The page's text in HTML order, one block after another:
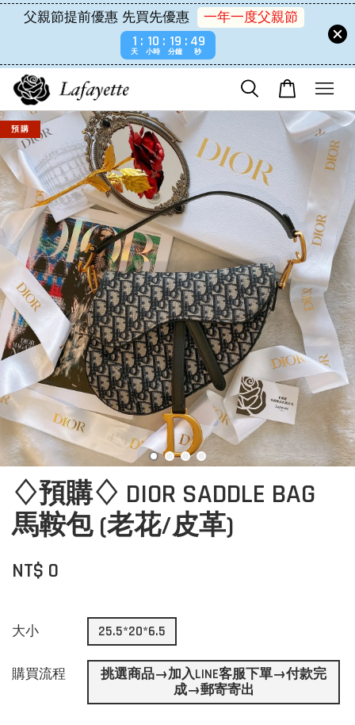
父親節提前優惠 先買先優惠
一年一度父親節
1
天
10
小時
19
分鐘
49
秒
預 購
♢預購♢ DIOR SADDLE BAG
馬鞍包 (老花/皮革)
NT$ 0
大小 25.5*20*6.5
購買流程
挑選商品→加入LINE客服下單→付款完
成→郵寄寄出